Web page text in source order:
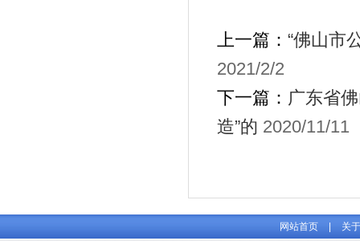
上一篇： “佛山市
2021/2/2
下一篇： 广东省
造”的 2020/11/11
网站首页 关